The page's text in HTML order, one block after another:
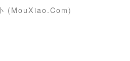
(MouXiao.Com)